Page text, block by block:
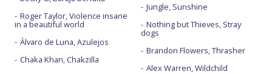
Roger Taylor, Violence insane
in a beautiful world
Álvaro de Luna, Azulejos
Chaka Khan, Chakzilla
Jungle, Sunshine
Nothing but Thieves, Stray
dogs
Brandon Flowers, Thrasher
Alex Warren, Wildchild